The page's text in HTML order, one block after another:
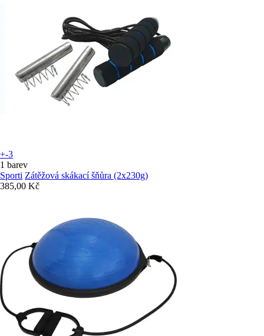
+-3
1 barev
Sporti Zátěžová skákací šňůra (2x230g)
385,00 Kč